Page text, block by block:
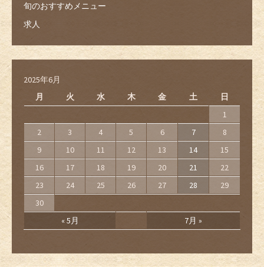
旬のおすすめメニュー
求人
2025年6月
月
火 水 木 金 土 日
« 5月 7月 »
1
2
3 4 5 6 7
8
9
10 11 12 13 14
15
16
17 18 19 20 21
22
23
24 25 26 27 28
29
30